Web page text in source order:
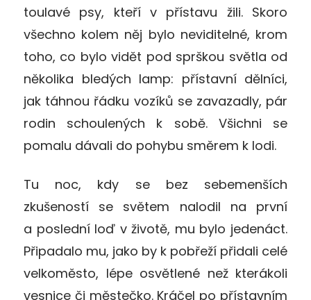
toulavé psy, kteří v přístavu žili. Skoro
všechno kolem něj bylo neviditelné, krom
toho, co bylo vidět pod sprškou světla od
několika bledých lamp: přístavní dělníci,
jak táhnou řádku vozíků se zavazadly, pár
rodin schoulených k sobě. Všichni se
pomalu dávali do pohybu směrem k lodi.
Tu noc, kdy se bez sebemenších
zkušeností se světem nalodil na první
a poslední loď v životě, mu bylo jedenáct.
Připadalo mu, jako by k pobřeží přidali celé
velkoměsto, lépe osvětlené než kterákoli
vesnice či městečko. Kráčel po přístavním